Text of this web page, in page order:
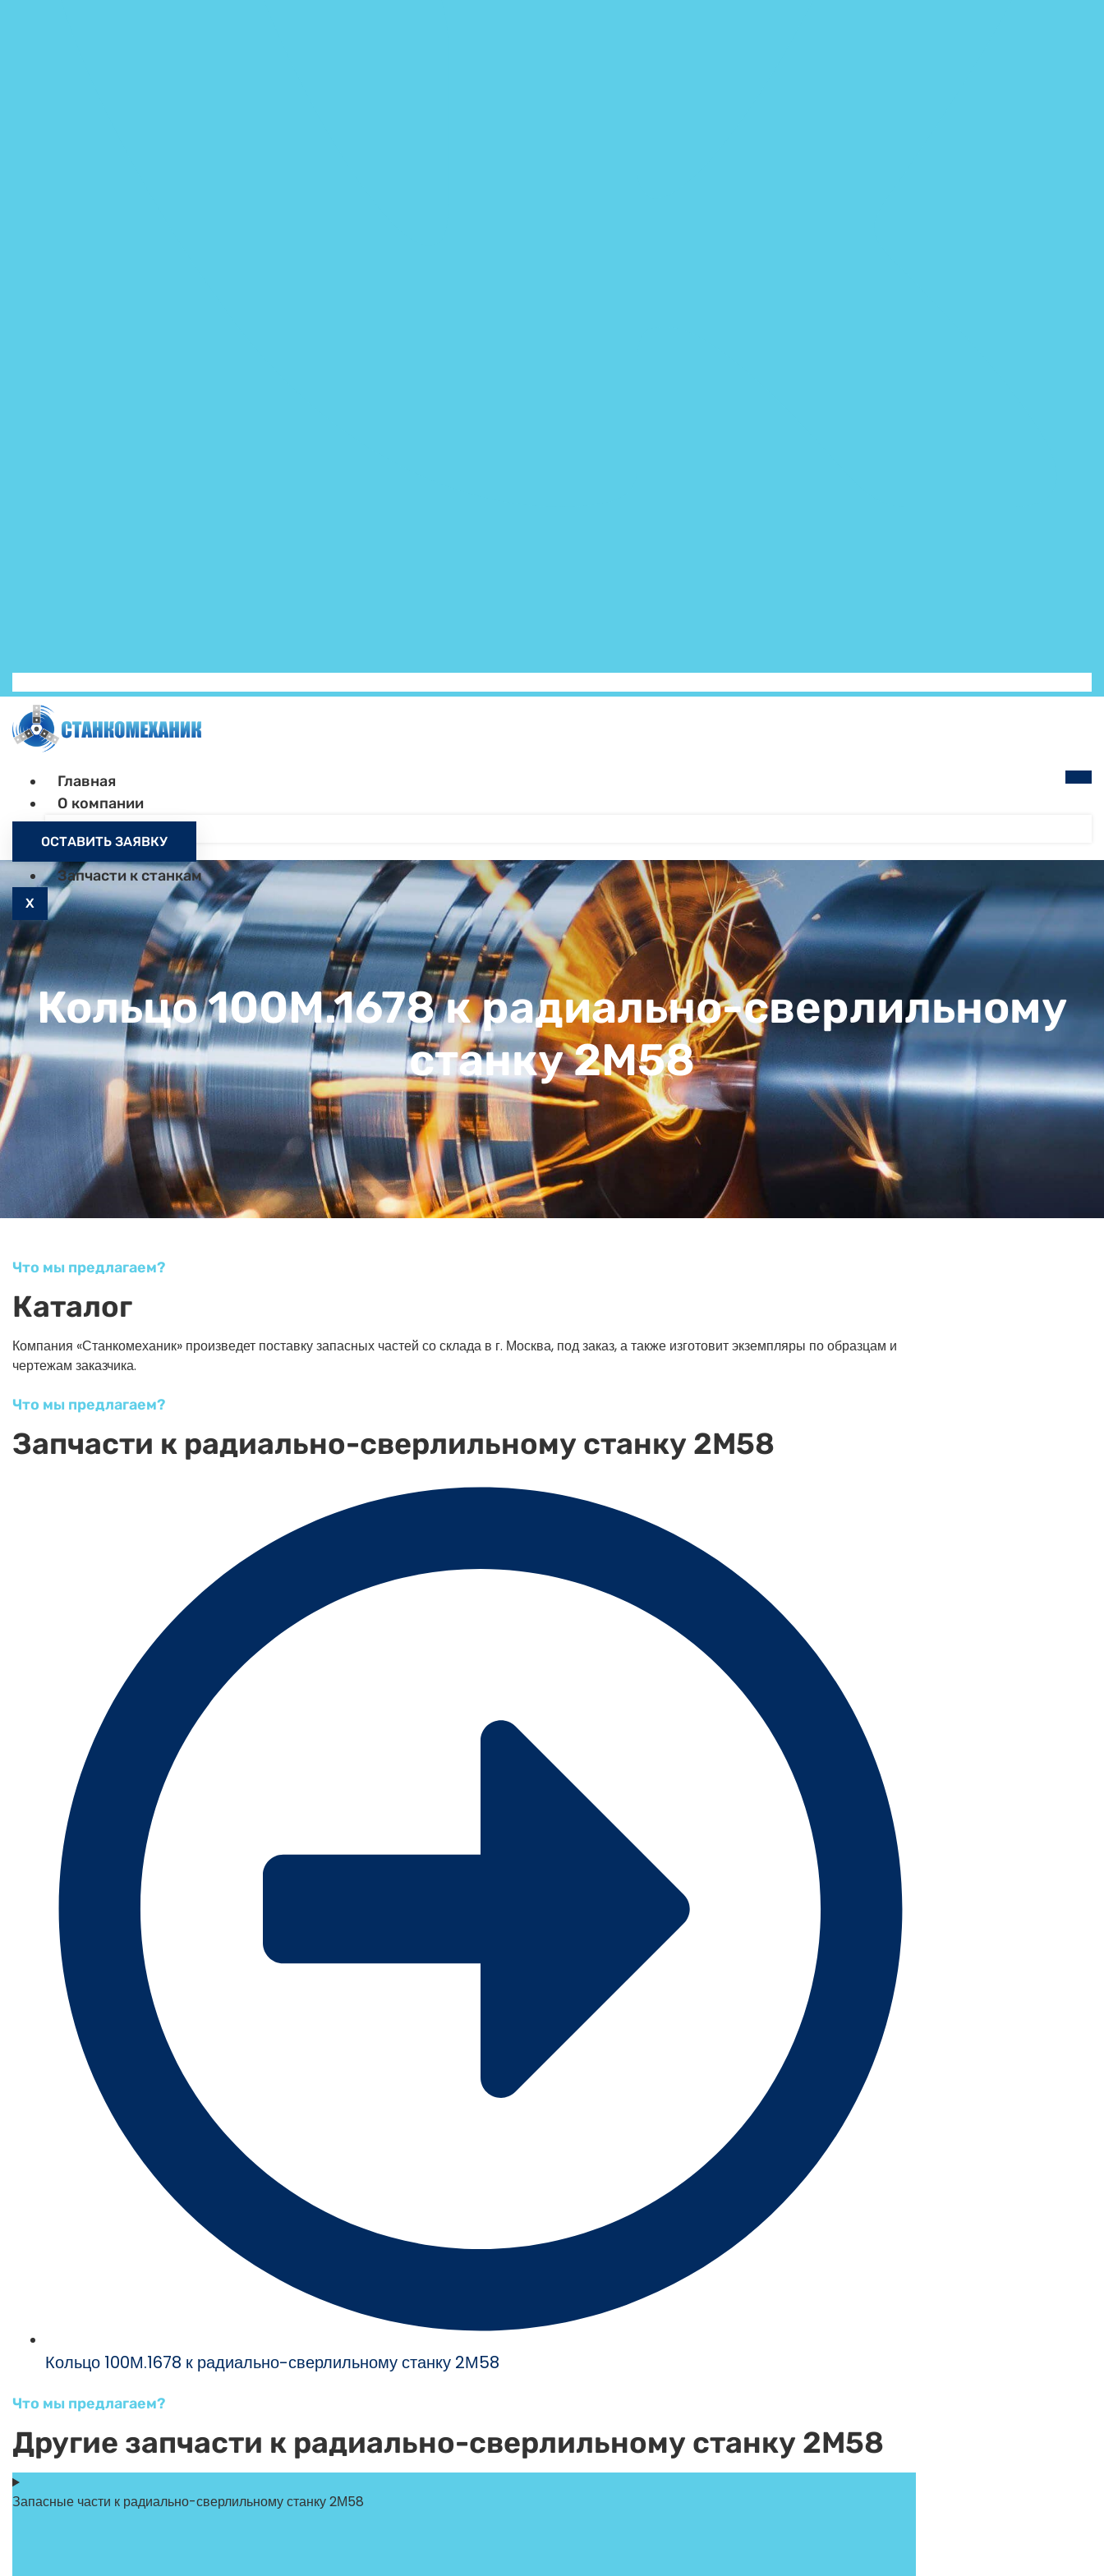
Главная
О компании
Запчасти к станкам
X
ОСТАВИТЬ ЗАЯВКУ
Кольцо 100М.1678 к радиально-сверлильному
станку 2М58
Что мы предлагаем?
Каталог
Компания «Станкомеханик» произведет поставку запасных частей со склада в г. Москва, под заказ, а также изготовит экземпляры по образцам и
чертежам заказчика.
Что мы предлагаем?
Запчасти к радиально-сверлильному станку 2М58
Кольцо 100М.1678 к радиально-сверлильному станку 2М58
Что мы предлагаем?
Другие запчасти к радиально-сверлильному станку 2М58
Запасные части к радиально-сверлильному станку 2М58